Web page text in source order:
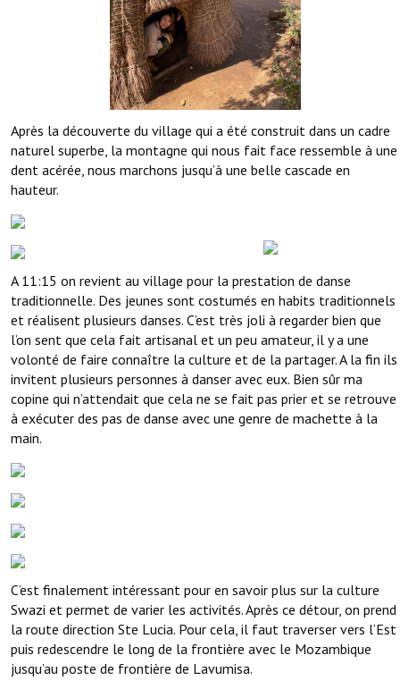
Après la découverte du village qui a été construit dans un cadre
naturel superbe, la montagne qui nous fait face ressemble à une
dent acérée, nous marchons jusqu’à une belle cascade en
hauteur.
A 11:15 on revient au village pour la prestation de danse
traditionnelle. Des jeunes sont costumés en habits traditionnels
et réalisent plusieurs danses. C’est très joli à regarder bien que
l’on sent que cela fait artisanal et un peu amateur, il y a une
volonté de faire connaître la culture et de la partager. A la fin ils
invitent plusieurs personnes à danser avec eux. Bien sûr ma
copine qui n’attendait que cela ne se fait pas prier et se retrouve
à exécuter des pas de danse avec une genre de machette à la
main.
C’est finalement intéressant pour en savoir plus sur la culture
Swazi et permet de varier les activités. Après ce détour, on prend
la route direction Ste Lucia. Pour cela, il faut traverser vers l’Est
puis redescendre le long de la frontière avec le Mozambique
jusqu’au poste de frontière de Lavumisa.